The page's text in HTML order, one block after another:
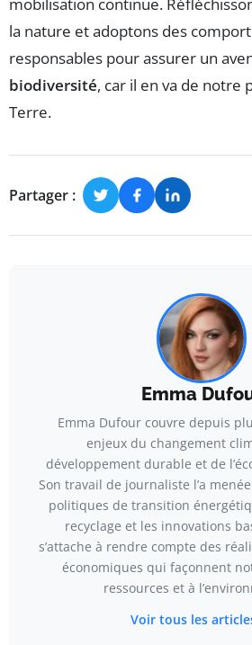
mobilisation continue.
la nature et adoptons des
responsables pour assurer un
biodiversité, car il en va de notre
Terre.
Partager :
Emma
Emma Dufour couvre depuis
enjeux du changement
développement durable et de
Son travail de journaliste l’a
politiques de transition
recyclage et les innovations
s’attache à rendre compte des
économiques qui façonnent
ressources et à
Voir tous les